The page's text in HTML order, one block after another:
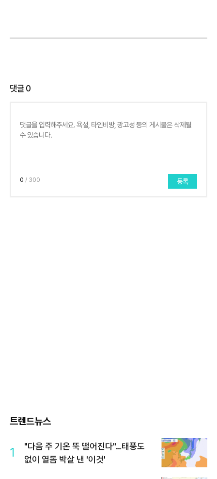
댓글0
0 / 300 등록
트렌드뉴스
1
"다음 주 기온 뚝 떨어진다"…태풍도
없이 열돔 박살 낸 '이것'